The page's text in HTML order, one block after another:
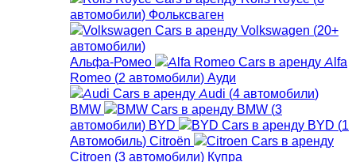
автомобили) Фольксваген
Volkswagen (20+
автомобили)
Альфа-Ромео
Alfa
Romeo (2 автомобили) Ауди
Audi (4 автомобили)
BMW
BMW (3
автомобили) BYD BYD (1
Автомобиль) Citroën
Citroen (3 автомобили) Купра